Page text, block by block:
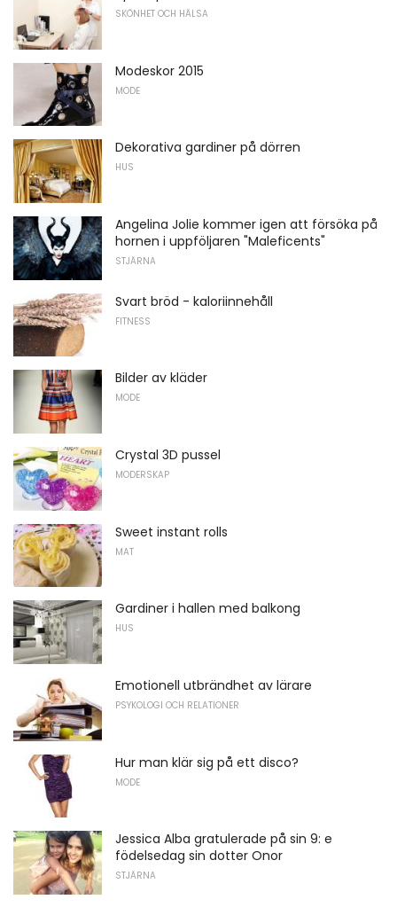
SKÖNHET OCH HÄLSA
Modeskor 2015
MODE
Dekorativa gardiner på dörren
HUS
Angelina Jolie kommer igen att försöka på
hornen i uppföljaren "Maleficents"
STJÄRNA
Svart bröd - kaloriinnehåll
FITNESS
Bilder av kläder
MODE
Crystal 3D pussel
MODERSKAP
Sweet instant rolls
MAT
Gardiner i hallen med balkong
HUS
Emotionell utbrändhet av lärare
PSYKOLOGI OCH RELATIONER
Hur man klär sig på ett disco?
MODE
Jessica Alba gratulerade på sin 9: e
födelsedag sin dotter Onor
STJÄRNA